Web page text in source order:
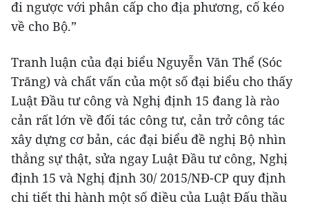
đi ngược với phân cấp cho địa phương, cố kéo
về cho Bộ.”
Tranh luận của đại biểu Nguyễn Văn Thể (Sóc
Trăng) và chất vấn của một số đại biểu cho thấy
Luật Đầu tư công và Nghị định 15 đang là rào
cản rất lớn về đối tác công tư, cản trở công tác
xây dựng cơ bản, các đại biểu đề nghị Bộ nhìn
thẳng sự thật, sửa ngay Luật Đầu tư công, Nghị
định 15 và Nghị định 30/ 2015/NĐ-CP quy định
chi tiết thi hành một số điều của Luật Đấu thầu